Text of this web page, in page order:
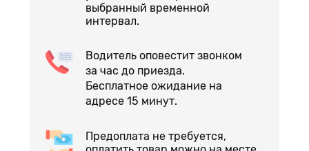
выбранный временной
интервал.
Водитель оповестит звонком
за час до приезда.
Бесплатное ожидание на
адресе 15 минут.
Предоплата не требуется,